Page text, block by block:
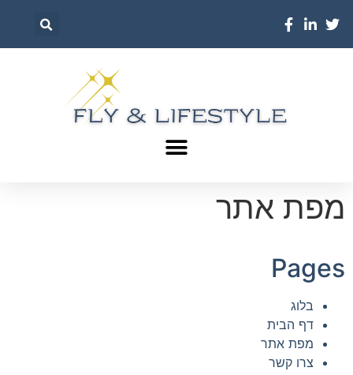
מפת אתר
Pages
בלוג
דף הבית
מפת אתר
צרו קשר